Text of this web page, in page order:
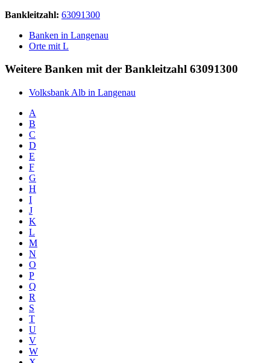
Bankleitzahl: 63091300
Banken in Langenau
Orte mit L
Weitere Banken mit der Bankleitzahl 63091300
Volksbank Alb in Langenau
A
B
C
D
E
F
G
H
I
J
K
L
M
N
O
P
Q
R
S
T
U
V
W